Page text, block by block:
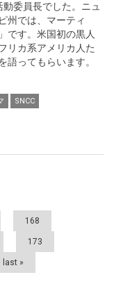
委員長でした。ニュ
州では、マーティ
です。米国初の黒人
リカ系アメリカ人た
語ってもらいます。
SNCC
168
173
last »